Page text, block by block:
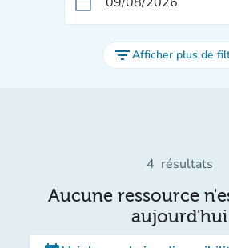
filter_listAfficher plus de
4 résultats
Aucune ressource
aujourd'hui